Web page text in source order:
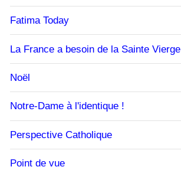
Fatima Today
La France a besoin de la Sainte Vierge
Noël
Notre-Dame à l'identique !
Perspective Catholique
Point de vue